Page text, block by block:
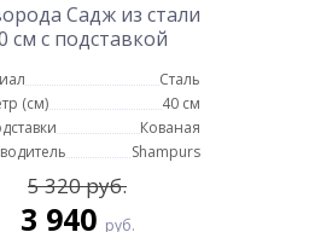
Садж из стали
см с подставкой
Сталь
(см)
40 см
Кованая
Shampurs
5 320 руб.
3 940 руб.